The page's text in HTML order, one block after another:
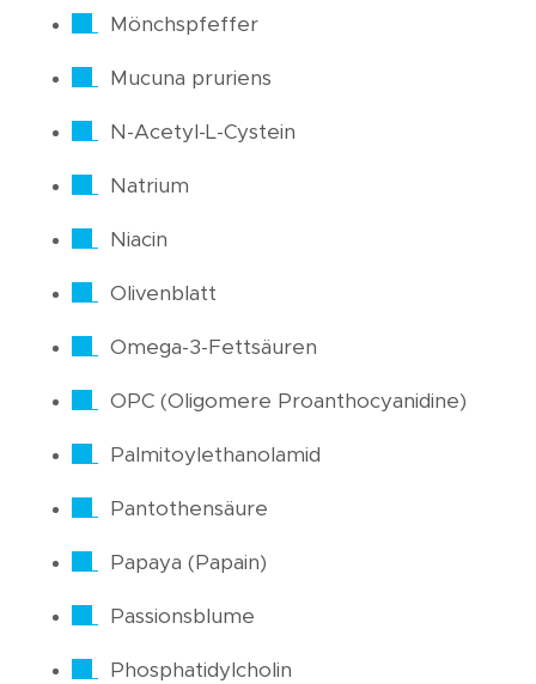
Mönchspfeffer
Mucuna pruriens
N-Acetyl-L-Cystein
Natrium
Niacin
Olivenblatt
Omega-3-Fettsäuren
OPC (Oligomere Proanthocyanidine)
Palmitoylethanolamid
Pantothensäure
Papaya (Papain)
Passionsblume
Phosphatidylcholin